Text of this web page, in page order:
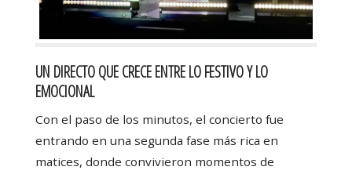
UN DIRECTO QUE CRECE ENTRE LO FESTIVO Y LO
EMOCIONAL
Con el paso de los minutos, el concierto fue
entrando en una segunda fase más rica en
matices, donde convivieron momentos de